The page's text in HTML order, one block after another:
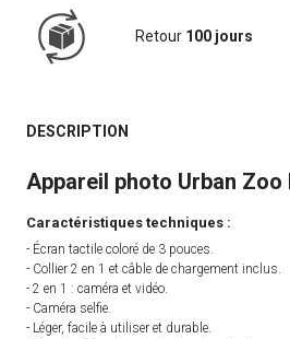
Retour 100 jours
DESCRIPTION
Appareil photo Urban Zoo
Caractéristiques techniques :
- Écran tactile coloré de 3 pouces.
- Collier 2 en 1 et câble de chargement inclus.
- 2 en 1 : caméra et vidéo.
- Caméra selfie.
- Léger, facile à utiliser et durable.